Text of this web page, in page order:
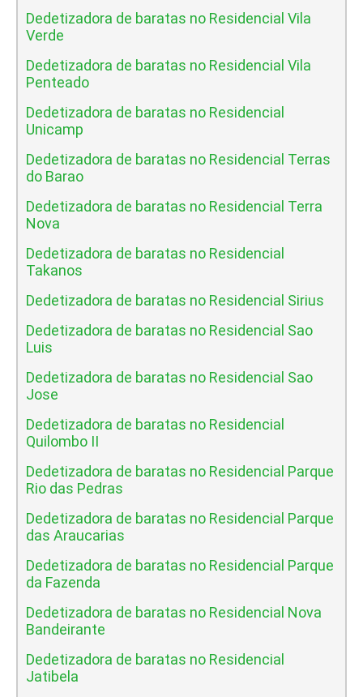
Dedetizadora de baratas no Residencial Vila
Verde
Dedetizadora de baratas no Residencial Vila
Penteado
Dedetizadora de baratas no Residencial
Unicamp
Dedetizadora de baratas no Residencial Terras
do Barao
Dedetizadora de baratas no Residencial Terra
Nova
Dedetizadora de baratas no Residencial
Takanos
Dedetizadora de baratas no Residencial Sirius
Dedetizadora de baratas no Residencial Sao
Luis
Dedetizadora de baratas no Residencial Sao
Jose
Dedetizadora de baratas no Residencial
Quilombo II
Dedetizadora de baratas no Residencial Parque
Rio das Pedras
Dedetizadora de baratas no Residencial Parque
das Araucarias
Dedetizadora de baratas no Residencial Parque
da Fazenda
Dedetizadora de baratas no Residencial Nova
Bandeirante
Dedetizadora de baratas no Residencial
Jatibela